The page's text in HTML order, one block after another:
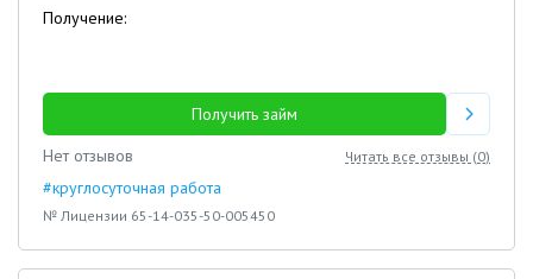
Получение:
Получить займ
Нет отзывов
Читать все отзывы (0)
#круглосуточная работа
№ Лицензии 65-14-035-50-005450